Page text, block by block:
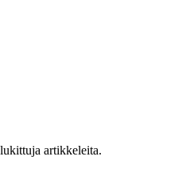
artikkeleita.